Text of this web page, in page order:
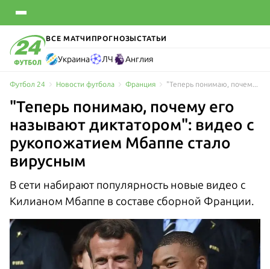
ВСЕ МАТЧИ ПРОГНОЗЫСТАТЬИ
Украина ЛЧ Англия
Футбол 24 Новости футбола Франция
"Теперь понимаю, почему его
называют диктатором": видео с
рукопожатием Мбаппе стало
вирусным
В сети набирают популярность новые видео с
Килианом Мбаппе в составе сборной Франции.